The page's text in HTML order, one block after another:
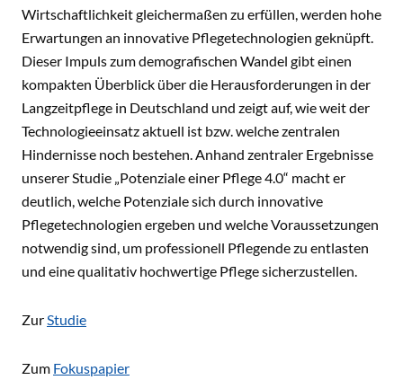
Wirtschaftlichkeit gleichermaßen zu erfüllen, werden hohe
Erwartungen an innovative Pflegetechnologien geknüpft.
Dieser Impuls zum demografischen Wandel gibt einen
kompakten Überblick über die Herausforderungen in der
Langzeitpflege in Deutschland und zeigt auf, wie weit der
Technologieeinsatz aktuell ist bzw. welche zentralen
Hindernisse noch bestehen. Anhand zentraler Ergebnisse
unserer Studie „Potenziale einer Pflege 4.0“ macht er
deutlich, welche Potenziale sich durch innovative
Pflegetechnologien ergeben und welche Voraussetzungen
notwendig sind, um professionell Pflegende zu entlasten
und eine qualitativ hochwertige Pflege sicherzustellen.
ZurStudie
Zum Fokuspapier